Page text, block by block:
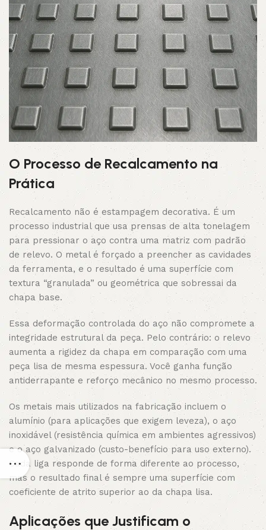
O Processo de Recalcamento na
Prática
Recalcamento não é estampagem decorativa. É um
processo industrial que usa prensas de alta tonelagem
para pressionar o aço contra uma matriz com padrão
de relevo. O metal é forçado a preencher as cavidades
da ferramenta, e o resultado é uma superfície com
textura “granulada” ou geométrica que sobressai da
chapa base.
Essa deformação controlada do aço não compromete a
integridade estrutural da peça. Pelo contrário: o relevo
aumenta a rigidez da chapa em comparação com uma
peça lisa de mesma espessura. Você ganha função
antiderrapante e reforço mecânico no mesmo processo.
Os metais mais utilizados na fabricação incluem o
alumínio (para aplicações que exigem leveza), o aço
inoxidável (resistência química em ambientes agressivos)
e o aço galvanizado (custo-benefício para uso externo).
Cada liga responde de forma diferente ao processo,
mas o resultado final é sempre uma superfície com
coeficiente de atrito superior ao da chapa lisa.
Aplicações que Justificam o